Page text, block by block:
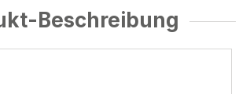
Beschreibung